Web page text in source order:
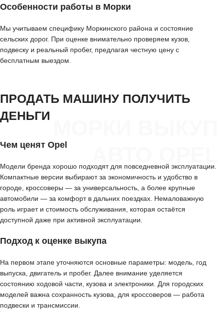
Особенности работы в Морки
Мы учитываем специфику Моркинского района и состояние
сельских дорог. При оценке внимательно проверяем кузов,
подвеску и реальный пробег, предлагая честную цену с
бесплатным выездом.
ПРОДАТЬ МАШИНУ ПОЛУЧИТЬ
ДЕНЬГИ
Чем ценят Opel
Модели бренда хорошо подходят для повседневной эксплуатации.
Компактные версии выбирают за экономичность и удобство в
городе, кроссоверы — за универсальность, а более крупные
автомобили — за комфорт в дальних поездках. Немаловажную
роль играет и стоимость обслуживания, которая остаётся
доступной даже при активной эксплуатации.
Подход к оценке выкупа
На первом этапе уточняются основные параметры: модель, год
выпуска, двигатель и пробег. Далее внимание уделяется
состоянию ходовой части, кузова и электроники. Для городских
моделей важна сохранность кузова, для кроссоверов — работа
подвески и трансмиссии.